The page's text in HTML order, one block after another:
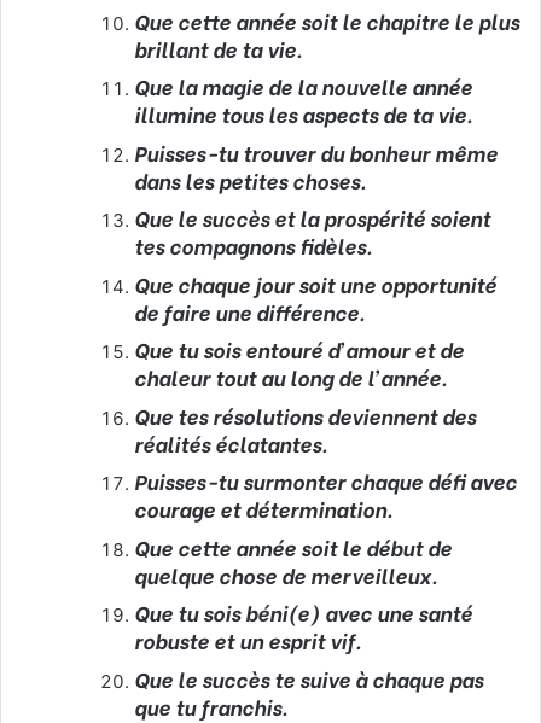
Que cette année soit le chapitre le plus
brillant de ta vie.
Que la magie de la nouvelle année
illumine tous les aspects de ta vie.
Puisses-tu trouver du bonheur même
dans les petites choses.
Que le succès et la prospérité soient
tes compagnons fidèles.
Que chaque jour soit une opportunité
de faire une différence.
Que tu sois entouré d’amour et de
chaleur tout au long de l’année.
Que tes résolutions deviennent des
réalités éclatantes.
Puisses-tu surmonter chaque défi avec
courage et détermination.
Que cette année soit le début de
quelque chose de merveilleux.
Que tu sois béni(e) avec une santé
robuste et un esprit vif.
Que le succès te suive à chaque pas
que tu franchis.